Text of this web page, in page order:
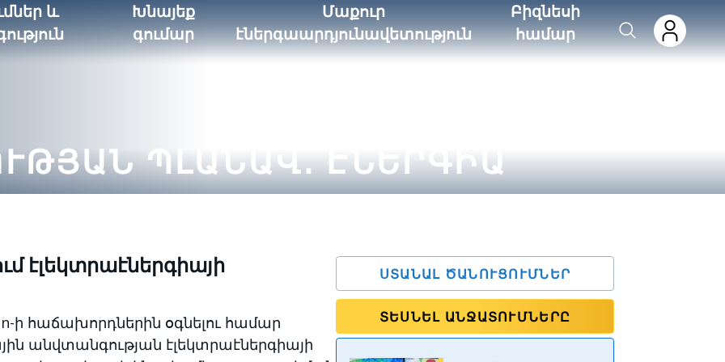
և
Խնայեք
գումար
Մաքուր
էներգաարդյունավետություն
Բիզնեսի
համար
ՊԼԱՆԱՎ․ ԷՆԵՐԳԻԱ
էլեկտրաէներգիայի
ի հաճախորդներին օգնելու համար
անվտանգության էլեկտրաէներգիայի
ՍՏԱՆԱԼ ԾԱՆՈՒՑՈՒՄՆԵՐ
ՏԵՍՆԵԼ ԱՆՋԱՏՈՒՄՆԵՐԸ